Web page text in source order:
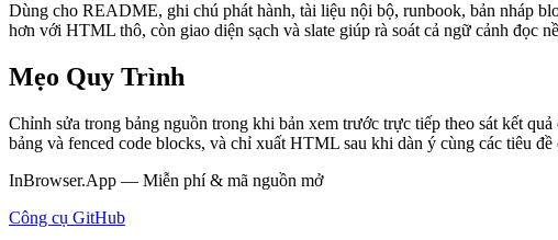
Dùng cho README, ghi chú phát hành, tài liệu nội bộ, runbook, bản nháp
hơn với HTML thô, còn giao diện sạch và slate giúp rà soát cả ngữ cảnh đọc
Mẹo Quy Trình
Chỉnh sửa trong bảng nguồn trong khi bản xem trước trực tiếp theo sát kết
bảng và fenced code blocks, và chỉ xuất HTML sau khi dàn ý cùng các tiêu đề
InBrowser.App — Miễn phí & mã nguồn mở
Công cụ GitHub